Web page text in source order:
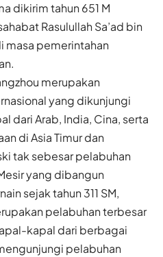
dikirim tahun 651 M
Rasulullah Sa’ad bin
masa pemerintahan
merupakan
yang dikunjungi
dari Arab, India, Cina, serta
di Asia Timur dan
tak sebesar pelabuhan
yang dibangun
sejak tahun 311 SM,
pelabuhan terbesar
kapal dari berbagai
pelabuhan